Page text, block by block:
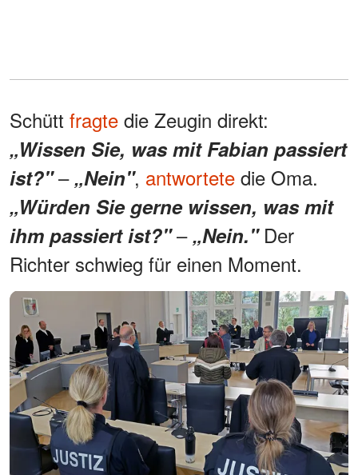
Schütt fragte die Zeugin direkt:
„Wissen Sie, was mit Fabian passiert
ist?"–„Nein", antwortete die Oma.
„Würden Sie gerne wissen, was mit
ihm passiert ist?"–„Nein."Der
Richter schwieg für einen Moment.